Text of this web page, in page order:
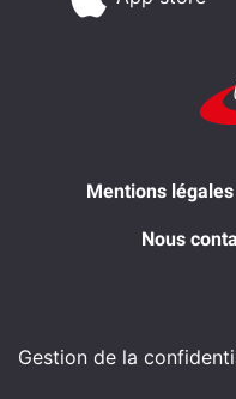
Mentions légales
Nous
Gestion de la